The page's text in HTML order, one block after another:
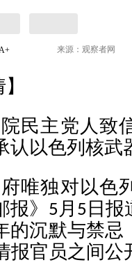
来源：观察者网
民主党人致
认以色列核武
唯独对以色
报》5月5日报
的沉默与禁忌
报官员之间公